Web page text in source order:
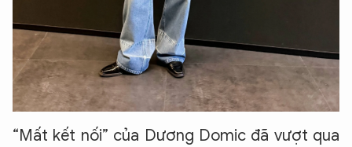
“Mất kết nối” của Dương Domic đã vượt qua